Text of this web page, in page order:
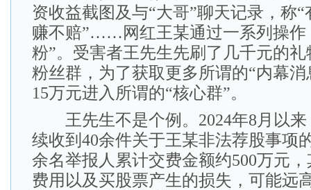
资收益截图及与“大哥”聊天记录，称
赚不赔”……网红王某通过一系列操作
粉”。受害者王先生先刷了几千元的
粉丝群，为了获取更多所谓的“内幕
15万元进入所谓的“核心群”。
王先生不是个例。2024年8月以来
续收到40余件关于王某非法荐股事项
余名举报人累计交费金额约500万元
费用以及买股票产生的损失，可能远